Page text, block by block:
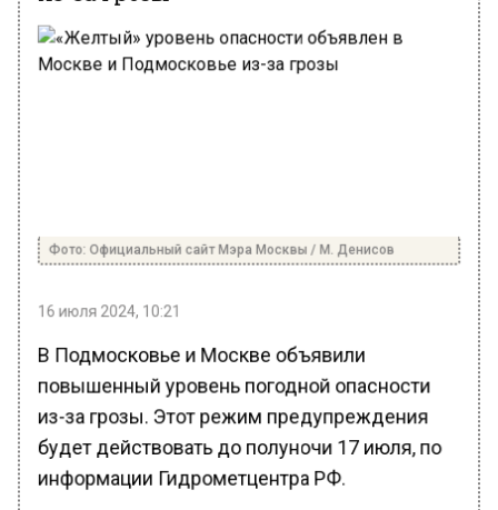
Фото: Официальный сайт Мэра Москвы / М. Денисов
16 июля 2024, 10:21
В Подмосковье и Москве объявили
повышенный уровень погодной опасности
из-за грозы. Этот режим предупреждения
будет действовать до полуночи 17 июля, по
информации Гидрометцентра РФ.